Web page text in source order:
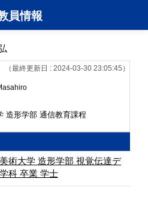
員情報
（最終更新日 : 2024-03-30 23:05:45）
造形学部 通信教育課程
術大学 造形学部 視覚伝達デ
科 卒業 学士